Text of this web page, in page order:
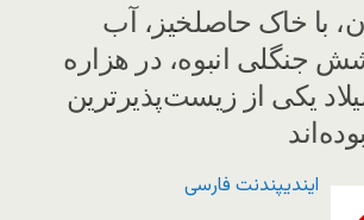
با خاک حاصلخیز، آب
جنگلی انبوه، در هزاره
یکی از زیست‌پذیرترین
ایندیپندنت فارسی